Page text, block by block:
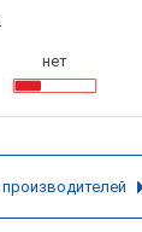
нет